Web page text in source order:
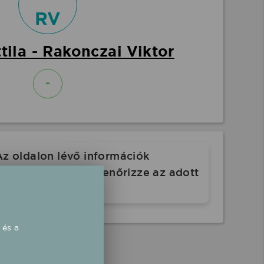
RV
- Rakonczai Viktor
-
oldalon lévő információk
Indulás előtt ellenőrizze az adott
a